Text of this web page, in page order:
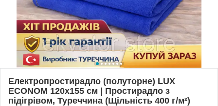
Електропростирадло (полуторне) LUX
ECONOM 120x155 см | Простирадло з
підігрівом, Туреччина (Щільність 400 г/м²)